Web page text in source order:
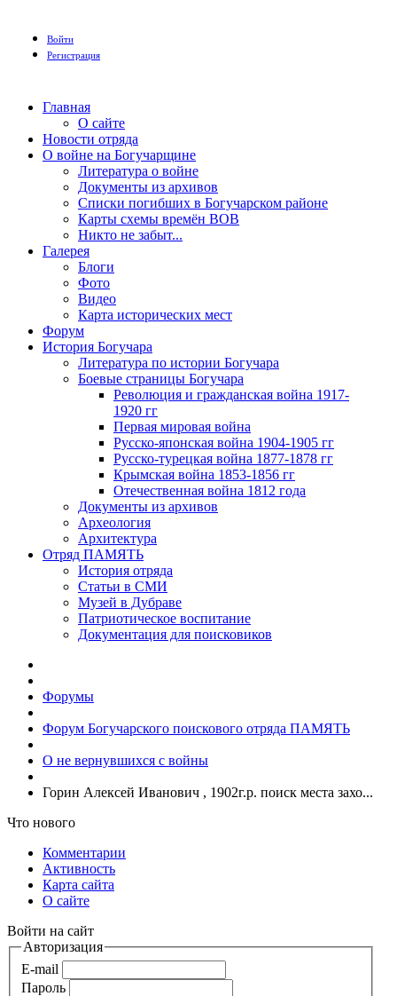
Войти
Регистрация
Главная
О сайте
Новости отряда
О войне на Богучарщине
Литература о войне
Документы из архивов
Списки погибших в Богучарском районе
Карты схемы времён ВОВ
Никто не забыт...
Галерея
Блоги
Фото
Видео
Карта исторических мест
Форум
История Богучара
Литература по истории Богучара
Боевые страницы Богучара
Революция и гражданская война 1917-
1920 гг
Первая мировая война
Русско-японская война 1904-1905 гг
Русско-турецкая война 1877-1878 гг
Крымская война 1853-1856 гг
Отечественная война 1812 года
Документы из архивов
Археология
Архитектура
Отряд ПАМЯТЬ
История отряда
Статьи в СМИ
Музей в Дубраве
Патриотическое воспитание
Документация для поисковиков
Форумы
Форум Богучарского поискового отряда ПАМЯТЬ
О не вернувшихся с войны
Горин Алексей Иванович , 1902г.р. поиск места захо...
Что нового
Комментарии
Активность
Карта сайта
О сайте
Войти на сайт
Авторизация
E-mail
Пароль